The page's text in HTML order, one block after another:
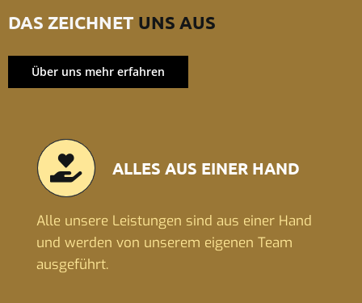
DAS ZEICHNET UNS AUS
Über uns mehr erfahren
ALLES AUS EINER HAND
Alle unsere Leistungen sind aus einer Hand
und werden von unserem eigenen Team
ausgeführt.